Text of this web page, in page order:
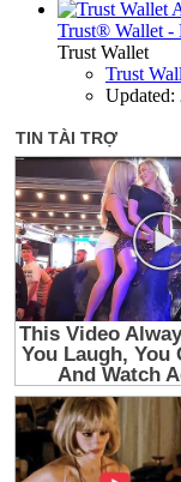
Trust® Wallet -
Trust Wallet
Trust
Updated: